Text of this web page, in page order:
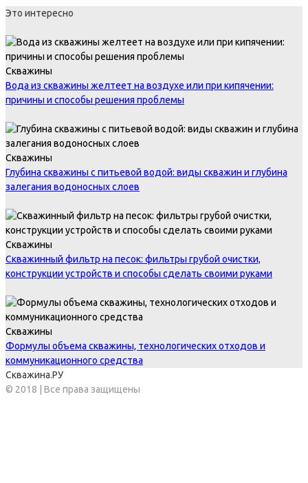
Это интересно
Скважины
Вода из скважины желтеет на воздухе или при кипячении:
причины и способы решения проблемы
Скважины
Глубина скважины с питьевой водой: виды скважин и глубина
залегания водоносных слоев
Скважины
Скважинный фильтр на песок: фильтры грубой очистки,
конструкции устройств и способы сделать своими руками
Скважины
Формулы объема скважины, технологических отходов и
коммуникационного средства
Скважина.РУ
© 2018 | Все права защищены